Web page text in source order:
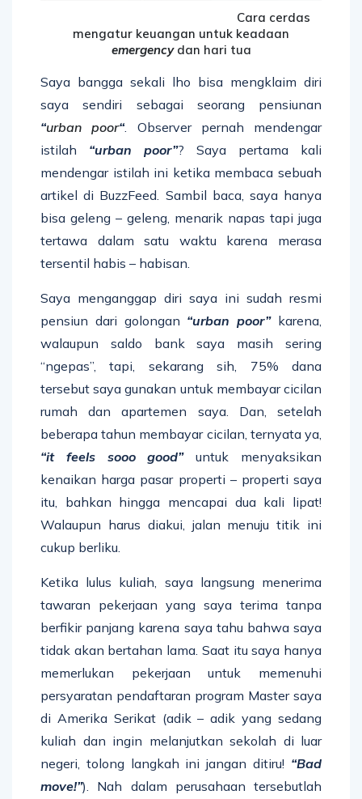
Cara cerdas
mengatur keuangan untuk keadaan
emergencydan hari tua
Saya bangga sekali lho bisa mengklaim diri
saya sendiri sebagai seorang pensiunan
“urban poor“ . Observer pernah mendengar
istilah “urban poor”? Saya pertama kali
mendengar istilah ini ketika membaca sebuah
artikel di BuzzFeed. Sambil baca, saya hanya
bisa geleng – geleng, menarik napas tapi juga
tertawa dalam satu waktu karena merasa
tersentil habis – habisan.
Saya menganggap diri saya ini sudah resmi
pensiun dari golongan “urban poor”karena,
walaupun saldo bank saya masih sering
“ngepas”, tapi, sekarang sih, 75% dana
tersebut saya gunakan untuk membayar cicilan
rumah dan apartemen saya. Dan, setelah
beberapa tahun membayar cicilan, ternyata ya,
“it feels sooo good”untuk menyaksikan
kenaikan harga pasar properti – properti saya
itu, bahkan hingga mencapai dua kali lipat!
Walaupun harus diakui, jalan menuju titik ini
cukup berliku.
Ketika lulus kuliah, saya langsung menerima
tawaran pekerjaan yang saya terima tanpa
berfikir panjang karena saya tahu bahwa saya
tidak akan bertahan lama. Saat itu saya hanya
memerlukan pekerjaan untuk memenuhi
persyaratan pendaftaran program Master saya
di Amerika Serikat (adik – adik yang sedang
kuliah dan ingin melanjutkan sekolah di luar
negeri, tolong langkah ini jangan ditiru! “Bad
move!”). Nah dalam perusahaan tersebutlah